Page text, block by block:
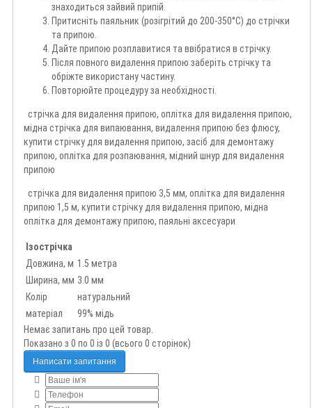
знаходиться зайвий припій.
Притисніть паяльник (розігрітий до 200-350°C) до стрічки
та припою.
Дайте припою розплавитися та ввібратися в стрічку.
Після повного видалення припою заберіть стрічку та
обріжте використану частину.
Повторюйте процедуру за необхідності.
стрічка для видалення припою, оплітка для видалення припою,
мідна стрічка для випаювання, видалення припою без флюсу,
купити стрічку для видалення припою, засіб для демонтажу
припою, оплітка для розпаювання, мідний шнур для видалення
припою
стрічка для видалення припою 3,5 мм, оплітка для видалення
припою 1,5 м, купити стрічку для видалення припою, мідна
оплітка для демонтажу припою, паяльні аксесуари
Ізострічка
Довжина, м 1.5 метра
Ширина, мм 3.0 мм
Колір
натуральний
матеріал
99% мідь
Немає запитань про цей товар.
Показано з 0 по 0 із 0 (всього 0 сторінок)
Написати запитання